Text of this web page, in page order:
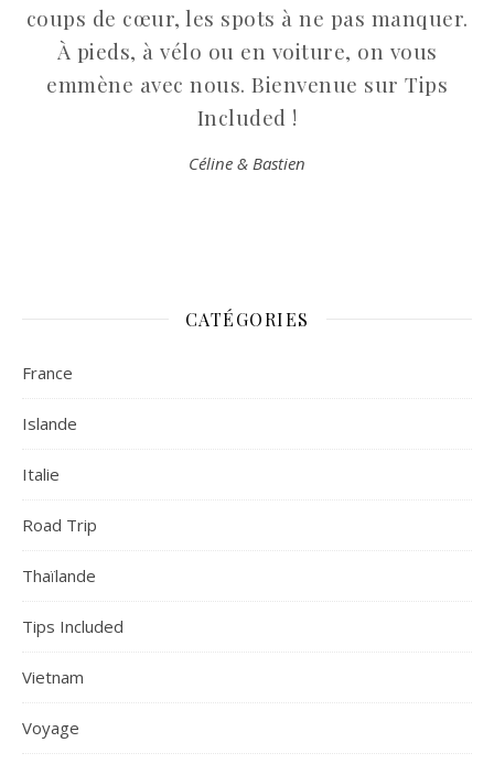
coups de cœur, les spots à ne pas manquer.
À pieds, à vélo ou en voiture, on vous
emmène avec nous. Bienvenue sur Tips
Included !
Céline & Bastien
CATÉGORIES
France
Islande
Italie
Road Trip
Thaïlande
Tips Included
Vietnam
Voyage